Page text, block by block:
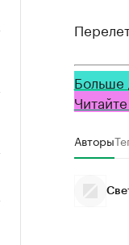
Больше
Авторы